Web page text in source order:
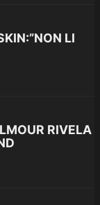
LI
RIVELA